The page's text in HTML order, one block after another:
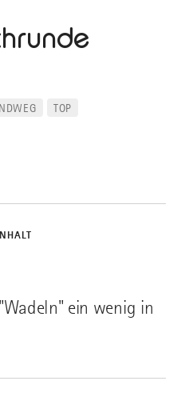
ein wenig in
TOP